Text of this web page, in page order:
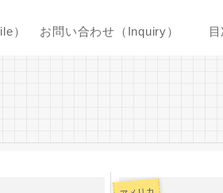
） お問い合わせ（Inquiry）